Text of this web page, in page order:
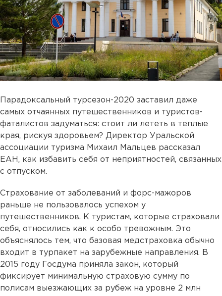
Парадоксальный турсезон-2020 заставил даже
самых отчаянных путешественников и туристов-
фаталистов задуматься: стоит ли лететь в теплые
края, рискуя здоровьем? Директор Уральской
ассоциации туризма Михаил Мальцев рассказал
ЕАН, как избавить себя от неприятностей, связанных
с отпуском.
Страхование от заболеваний и форс-мажоров
раньше не пользовалось успехом у
путешественников. К туристам, которые страховали
себя, относились как к особо тревожным. Это
объяснялось тем, что базовая медстраховка обычно
входит в турпакет на зарубежные направления. В
2015 году Госдума приняла закон, который
фиксирует минимальную страховую сумму по
полисам выезжающих за рубеж на уровне 2 млн